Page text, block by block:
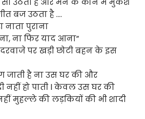
बज उठता है ….
नाता पुराना
ना फिर याद आना”
दरवाजे पर खड़ी छोटी बहन के इस
जाती है ना उस घर की और
नहीं हो पाती l केवल उस घर की
मुहल्ले की लड़कियों की भी शादी